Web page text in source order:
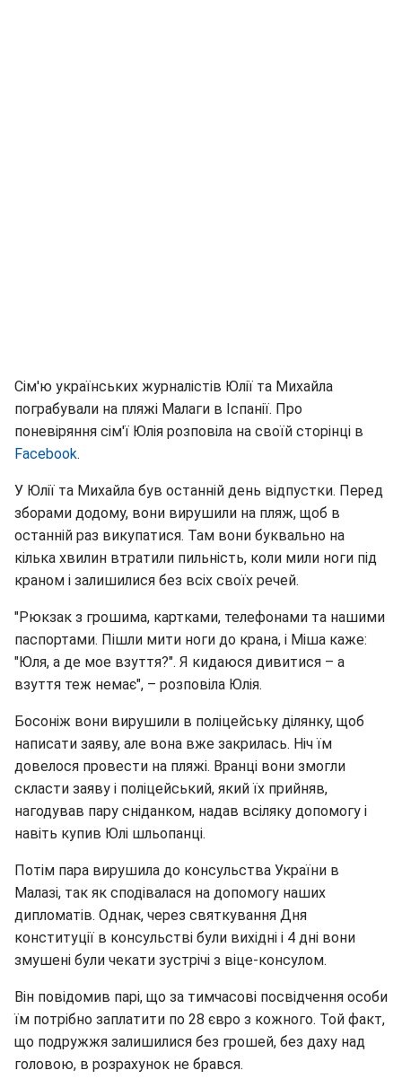
Сім'ю українських журналістів Юлії та Михайла
пограбували на пляжі Малаги в Іспанії. Про
поневіряння сім'ї Юлія розповіла на своїй сторінці в
Facebook.
У Юлії та Михайла був останній день відпустки. Перед
зборами додому, вони вирушили на пляж, щоб в
останній раз викупатися. Там вони буквально на
кілька хвилин втратили пильність, коли мили ноги під
краном і залишилися без всіх своїх речей.
"Рюкзак з грошима, картками, телефонами та нашими
паспортами. Пішли мити ноги до крана, і Міша каже:
"Юля, а де мое взуття?". Я кидаюся дивитися – а
взуття теж немає", – розповіла Юлія.
Босоніж вони вирушили в поліцейську ділянку, щоб
написати заяву, але вона вже закрилась. Ніч їм
довелося провести на пляжі. Вранці вони змогли
скласти заяву і поліцейський, який їх прийняв,
нагодував пару сніданком, надав всіляку допомогу і
навіть купив Юлі шльопанці.
Потім пара вирушила до консульства України в
Малазі, так як сподівалася на допомогу наших
дипломатів. Однак, через святкування Дня
конституції в консульстві були вихідні і 4 дні вони
змушені були чекати зустрічі з віце-консулом.
Він повідомив парі, що за тимчасові посвідчення особи
їм потрібно заплатити по 28 євро з кожного. Той факт,
що подружжя залишилися без грошей, без даху над
головою, в розрахунок не брався.